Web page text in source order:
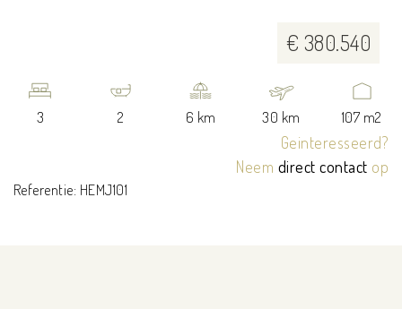
€ 380.540
3 2 6 km 30 km 107 m2
Geinteresseerd?
Neem direct contact op
Referentie: HEMJ101